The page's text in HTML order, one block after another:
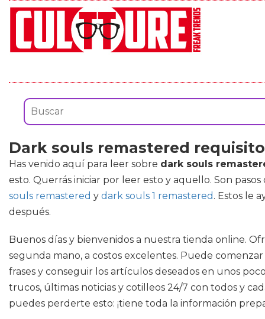
Dark souls remastered
Has venido aquí para leer sobre dark souls
esto. Querrás iniciar por leer esto y aquello. Son
souls remastered y dark souls 1 remastered . Estos le
después.
Buenos días y bienvenidos a nuestra tienda online.
segunda mano, a costos excelentes. Puede
frases y conseguir los artículos deseados en unos
trucos, últimas noticias y cotilleos 24/7 con todos y
puedes perderte esto: ¡tiene toda la información